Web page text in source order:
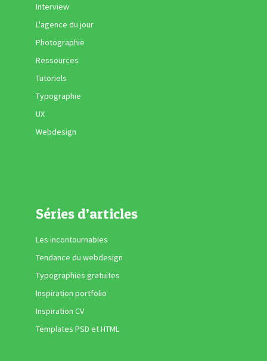
Interview
L'agence du jour
Photographie
Ressources
Tutoriels
Typographie
UX
Webdesign
Séries d’articles
Les incontournables
Tendance du webdesign
Typographies gratuites
Inspiration portfolio
Inspiration CV
Templates PSD et HTML